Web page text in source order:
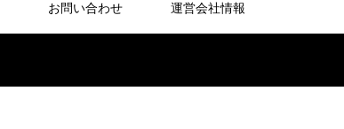
お問い合わせ 運営会社情報